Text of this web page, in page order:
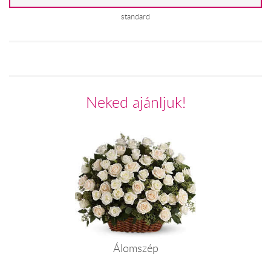
standard
Neked ajánljuk!
Álomszép